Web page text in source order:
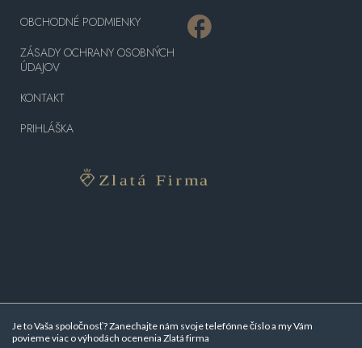
Je to Vaša spoločnosť? Zanechajte nám svoje telefónne číslo a my Vám
povieme viac ovýhodách ocenenia Zlatá firma
OBCHODNÉ PODMIENKY
ZÁSADY OCHRANY OSOBNÝCH
ÚDAJOV
KONTAKT
PRIHLÁŠKA